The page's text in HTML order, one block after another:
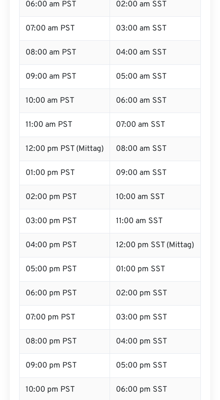
06:00 am PST 02:00 am SST
07:00 am PST 03:00 am SST
08:00 am PST 04:00 am SST
09:00 am PST 05:00 am SST
10:00 am PST 06:00 am SST
11:00 am PST 07:00 am SST
12:00 pm PST (Mittag) 08:00 am SST
01:00 pm PST 09:00 am SST
02:00 pm PST 10:00 am SST
03:00 pm PST 11:00 am SST
04:00 pm PST 12:00 pm SST (Mittag)
05:00 pm PST 01:00 pm SST
06:00 pm PST 02:00 pm SST
07:00 pm PST 03:00 pm SST
08:00 pm PST 04:00 pm SST
09:00 pm PST 05:00 pm SST
10:00 pm PST 06:00 pm SST